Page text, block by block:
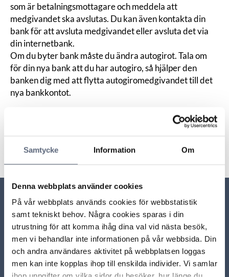
Samtycke Information Om
Denna webbplats använder cookies
På vår webbplats används cookies för webbstatistik
samt tekniskt behov. Några cookies sparas i din
utrustning för att komma ihåg dina val vid nästa besök,
men vi behandlar inte informationen på vår webbsida. Din
och andra användares aktivitet på webbplatsen loggas
men kan inte kopplas ihop till enskilda individer. Vi samlar
som är betalningsmottagare och meddela att
medgivandet ska avslutas. Du kan även kontakta din
bank för att avsluta medgivandet eller avsluta det via
din internetbank.
Om du byter bank måste du ändra autogirot. Tala om
för din nya bank att du har autogiro, så hjälper den
banken dig med att flytta autogiromedgivandet till det
nya bankkontot.
Dela sidan på Facebook
Dela sidan på Linkedin
Relaterade sidor till frågan
Måste jag betala en fakturaavgift?
Mitt autogiro fungerar inte, vad ska jag göra?